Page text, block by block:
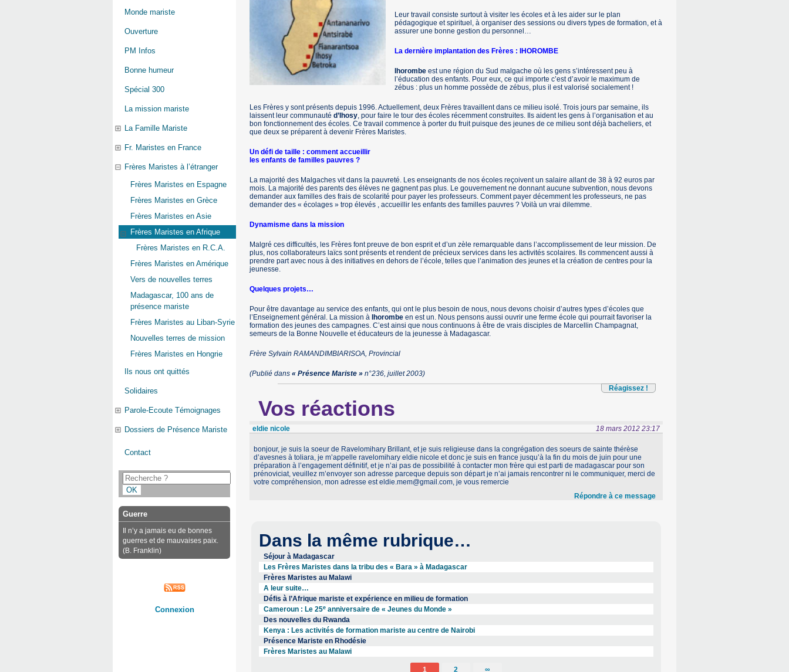
Leur travail consiste surtout à visiter les écoles et à les aider sur le plan
pédagogique et spirituel, à organiser des sessions ou divers types de formation, et à
assurer une bonne gestion du personnel…
La dernière implantation des Frères : IHOROMBE
Ihorombe est une région du Sud malgache où les gens s’intéressent peu à
l’éducation des enfants. Pour eux, ce qui importe c’est d’avoir le maximum de
zébus : plus un homme possède de zébus, plus il est valorisé socialement !
Les Frères y sont présents depuis 1996. Actuellement, deux Frères travaillent dans ce milieu isolé. Trois jours par semaine, ils
laissent leur communauté d’Ihosy, pour faire le tour des écoles récemment construites. Ils aident les gens à l’organisation et au
bon fonctionnement des écoles. Ce travail commence à porter du fruit puisque des jeunes de ce milieu sont déjà bacheliers, et
que deux se préparent à devenir Frères Maristes.
Un défi de taille : comment accueillir
les enfants de familles pauvres ?
La majorité des Malgaches vit dans la pauvreté. Les enseignants de nos écoles reçoivent un salaire allant de 38 à 92 euros par
mois. La majorité des parents des élèves ne gagnent pas plus. Le gouvernement ne donnant aucune subvention, nous devons
demander aux familles des frais de scolarité pour payer les professeurs. Comment payer décemment les professeurs, ne pas
demander des « écolages » trop élevés , accueillir les enfants des familles pauvres ? Voilà un vrai dilemme.
Dynamisme dans la mission
Malgré ces difficultés, les Frères font preuve de bon esprit et d’un zèle remarquable dans l’accomplissement de leur mission. De
plus, nos collaborateurs laïcs sont présents et rendent de précieux services dans les activités scolaires. Ils commencent aussi à
prendre part avec nous à des initiatives en dehors de l’école, telles que l’animation des jeunes et la création de centres pour la
jeunesse.
Quelques projets…
Pour être davantage au service des enfants, qui ont le plus besoin de nous, nous devons choisir d’autres types d’écoles que
l’Enseignement général. La mission à Ihorombeen est un. Nous pensons aussi ouvrir une ferme école qui pourrait favoriser la
formation des jeunes des campagnes. C’est ainsi que nous continuons à être de vrais disciples de Marcellin Champagnat,
semeurs de la Bonne Nouvelle et éducateurs de la jeunesse à Madagascar.
Frère Sylvain RAMANDIMBIARISOA, Provincial
(Publié dans « Présence Mariste »n°236, juillet 2003)
Réagissez !
Vos réactions
eldie nicole 18 mars 2012 23:17
bonjour, je suis la soeur de Ravelomihary Brillant, et je suis religieuse dans la congrégation des soeurs de sainte thérèse
d’avesnes à toliara, je m’appelle ravelomihary eldie nicole et donc je suis en france jusqu’à la fin du mois de juin pour une
préparation à l’engagement définitif, et je n’ai pas de possibilité à contacter mon frère qui est parti de madagascar pour son
prénoviciat, veuillez m’envoyer son adresse parceque depuis son départ je n’ai jamais rencontrer ni le communiquer, merci de
votre compréhension, mon adresse est eldie.mem@gmail.com, je vous remercie
Répondre à ce message
Dans la même rubrique…
Séjour à Madagascar
Les Frères Maristes dans la tribu des « Bara » à Madagascar
Frères Maristes au Malawi
A leur suite…
Défis à l’Afrique mariste et expérience en milieu de formation
Cameroun : Le 25eanniversaire de « Jeunes du Monde »
Des nouvelles du Rwanda
Kenya : Les activités de formation mariste au centre de Nairobi
Présence Mariste en Rhodésie
Frères Maristes au Malawi
1 2 ∞
Monde mariste
Ouverture
PM Infos
Bonne humeur
Spécial 300
La mission mariste
La Famille Mariste
Fr. Maristes en France
Frères Maristes à l’étranger
Frères Maristes en Espagne
Frères Maristes en Grèce
Frères Maristes en Asie
Frères Maristes en Afrique
Frères Maristes en R.C.A.
Frères Maristes en Amérique
Vers de nouvelles terres
Madagascar, 100 ans de
présence mariste
Frères Maristes au Liban-Syrie
Nouvelles terres de mission
Frères Maristes en Hongrie
Ils nous ont quittés
Solidaires
Parole-Ecoute Témoignages
Dossiers de Présence Mariste
Contact
Guerre
Il n’y a jamais eu de bonnes
guerres et de mauvaises paix.
(B. Franklin)
Connexion